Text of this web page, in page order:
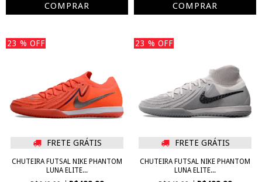
COMPRAR COMPRAR
23 % OFF
FRETE GRÁTIS
CHUTEIRA FUTSAL NIKE PHANTOM
LUNA ELITE...
23 % OFF
FRETE GRÁTIS
CHUTEIRA FUTSAL NIKE PHANTOM
LUNA ELITE...